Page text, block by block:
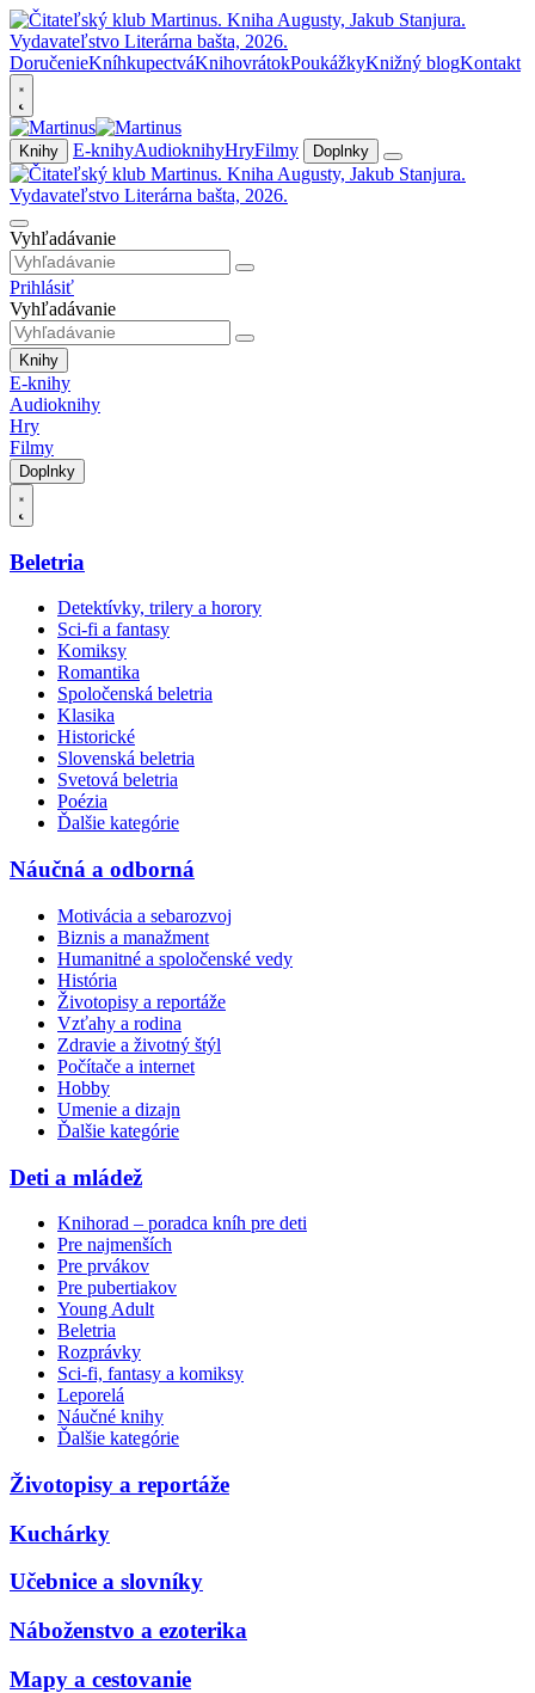
DoručenieKníhkupectváKnihovrátokPoukážkyKnižný blogKontakt
Knihy E-knihyAudioknihyHryFilmy Doplnky
Vyhľadávanie
Prihlásiť
Vyhľadávanie
Knihy
E-knihy
Audioknihy
Hry
Filmy
Doplnky
Beletria
Detektívky, trilery a horory
Sci-fi a fantasy
Komiksy
Romantika
Spoločenská beletria
Klasika
Historické
Slovenská beletria
Svetová beletria
Poézia
Ďalšie kategórie
Náučná a odborná
Motivácia a sebarozvoj
Biznis a manažment
Humanitné a spoločenské vedy
História
Životopisy a reportáže
Vzťahy a rodina
Zdravie a životný štýl
Počítače a internet
Hobby
Umenie a dizajn
Ďalšie kategórie
Deti a mládež
Knihorad – poradca kníh pre deti
Pre najmenších
Pre prvákov
Pre pubertiakov
Young Adult
Beletria
Rozprávky
Sci-fi, fantasy a komiksy
Leporelá
Náučné knihy
Ďalšie kategórie
Životopisy a reportáže
Kuchárky
Učebnice a slovníky
Náboženstvo a ezoterika
Mapy a cestovanie